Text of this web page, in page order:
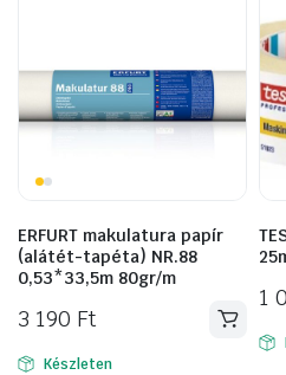
ERFURT makulatura papír
(alátét-tapéta) NR.88
0,53*33,5m 80gr/m
3 190 Ft
Készleten
1